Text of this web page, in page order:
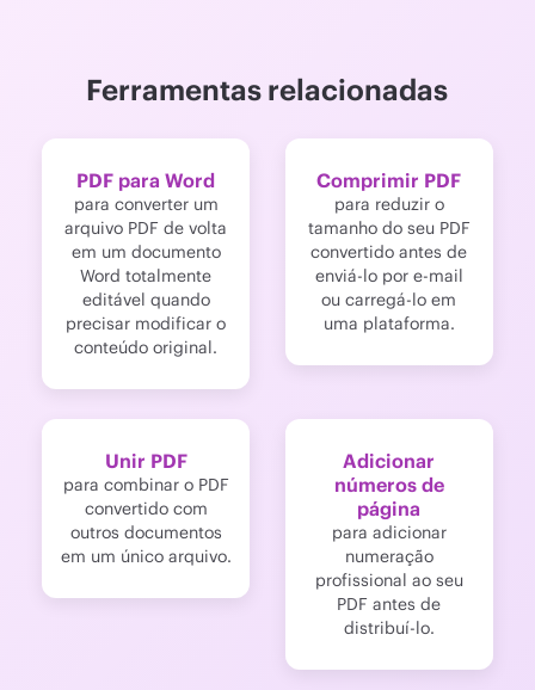
Ferramentas relacionadas
PDF para Word
para converter um
arquivo PDF de volta
em um documento
Word totalmente
editável quando
precisar modificar o
conteúdo original.
Comprimir PDF
para reduzir o
tamanho do seu PDF
convertido antes de
enviá-lo por e-mail
ou carregá-lo em
uma plataforma.
Unir PDF
para combinar o PDF
convertido com
outros documentos
em um único arquivo.
Adicionar
números de
página
para adicionar
numeração
profissional ao seu
PDF antes de
distribuí-lo.